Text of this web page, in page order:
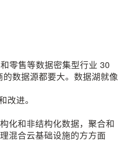
零售等数据密集型行业 30
数据源都要大。数据湖就像
进。
化和非结构化数据，聚合和
混合云基础设施的方方面